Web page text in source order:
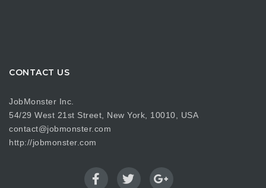
CONTACT US
JobMonster Inc.
54/29 West 21st Street, New York, 10010, USA
contact@jobmonster.com
http://jobmonster.com